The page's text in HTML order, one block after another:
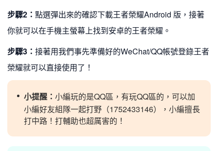
步驟2： 點選彈出來的確認下載王者榮耀Android 版，接著
你就可以在手機主螢幕上找到安卓的王者榮耀。
步驟3： 接著用我們事先準備好的WeChat/QQ帳號登錄王者
榮耀就可以直接使用了！
小提醒： 小編玩的是QQ區，有玩QQ區的，可以加
小編好友組隊一起打野（1752433146），小編擅長
打中路！打輔助也超厲害的！